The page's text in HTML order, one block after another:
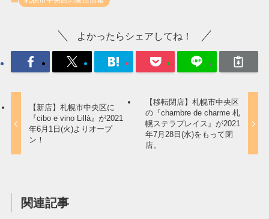
よかったらシェアしてね！
【新店】札幌市中央区に
『cibo e vino Lillà』が2021
年6月1日(火)よりオープ
ン！
【移転閉店】札幌市中央区
の『chambre de charme 札
幌ステラプレイス』が2021
年7月28日(水)をもって閉
店。
関連記事